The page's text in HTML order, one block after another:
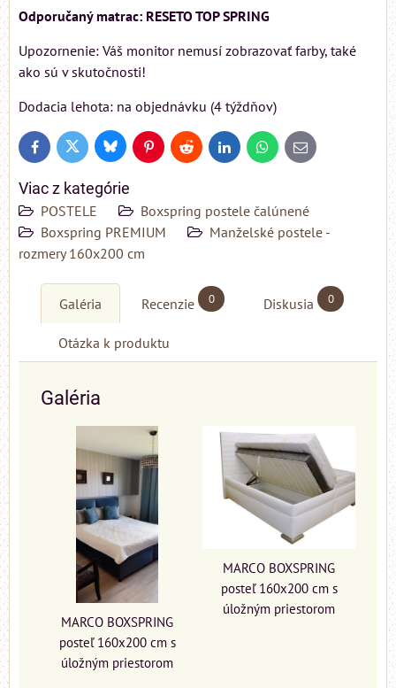
Odporučaný matrac: RESETO TOP SPRING
Upozornenie: Váš monitor nemusí zobrazovať farby, také
ako sú v skutočnosti!
Dodacia lehota: na objednávku (4 týždňov)
FacebookTwitter BlueskyPinterestReddit LinkedInWhatsApp
E-
mail
Viac z kategórie
POSTELE
Boxspring postele čalúnené
Boxspring PREMIUM
Manželské postele -
rozmery 160x200 cm
Galéria Recenzie 0 Diskusia 0
Otázka k produktu
Galéria
MARCO BOXSPRING
posteľ 160x200 cm s
úložným priestorom
MARCO BOXSPRING
posteľ 160x200 cm s
úložným priestorom